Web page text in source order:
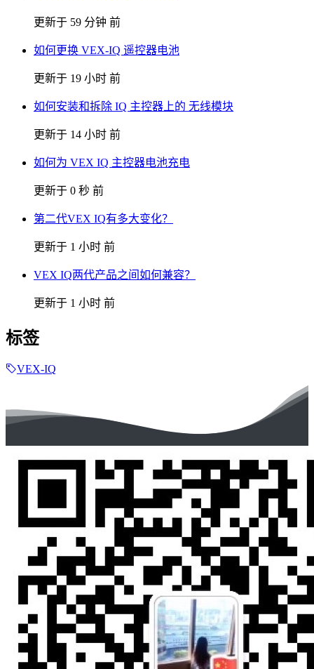
更新于 59 分钟 前
如何更换 VEX-IQ 遥控器电池
更新于 19 小时 前
如何安装和拆除 IQ 主控器上的 无线模块
更新于 14 小时 前
如何为 VEX IQ 主控器电池充电
更新于 0 秒 前
第二代VEX IQ有多大变化？
更新于 1 小时 前
VEX IQ两代产品之间如何兼容？
更新于 1 小时 前
标签
VEX-IQ